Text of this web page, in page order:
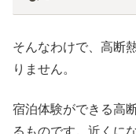
そんなわけで、高断
りません。
宿泊体験ができる高
るものです。近くに